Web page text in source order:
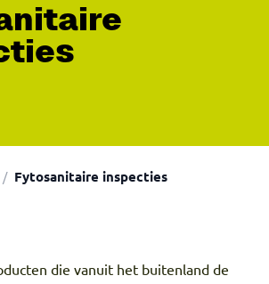
/ Fytosanitaire inspecties
die vanuit het buitenland de